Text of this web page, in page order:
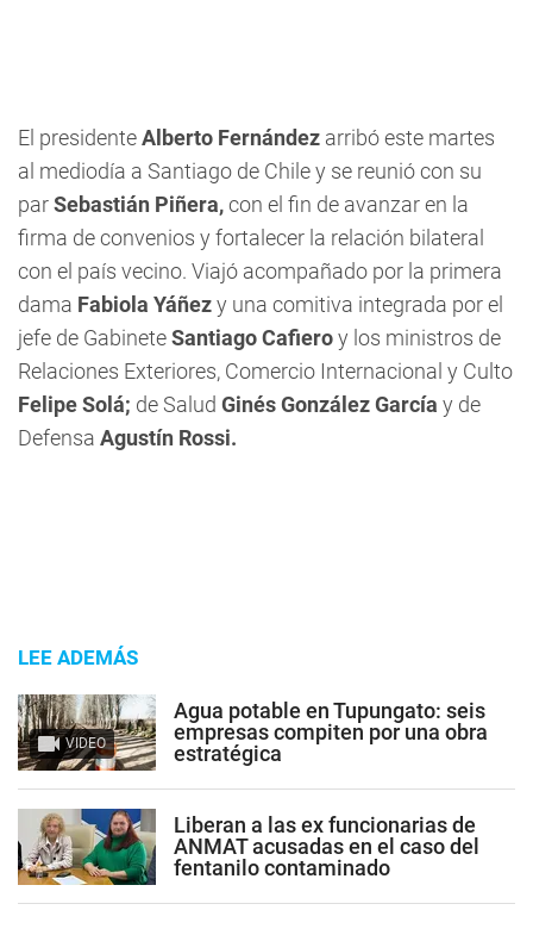
El presidenteAlberto Fernández arribó este martes
al mediodía a Santiago de Chile y se reunió con su
parSebastián Piñera,con el fin de avanzar en la
firma de convenios y fortalecer la relación bilateral
con el país vecino. Viajó acompañado por la primera
dama Fabiola Yáñezy una comitiva integrada por el
jefe de GabineteSantiago Cafieroy los ministros de
Relaciones Exteriores, Comercio Internacional y Culto
Felipe Solá; de Salud Ginés González García y de
Defensa Agustín Rossi.
LEE ADEMÁS
VIDEO
Agua potable en Tupungato: seis
empresas compiten por una obra
estratégica
Liberan a las ex funcionarias de
ANMAT acusadas en el caso del
fentanilo contaminado